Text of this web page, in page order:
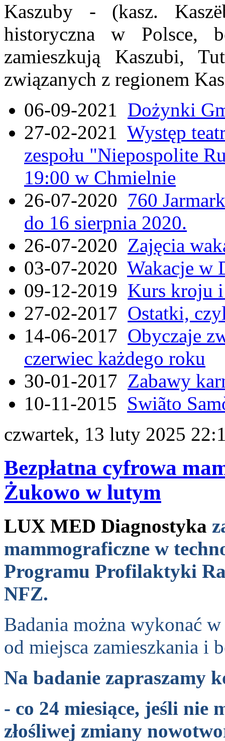
Kaszuby - (kasz.
historyczna w Polsce,
zamieszkują Kaszubi,
związanych z regionem
06-09-2021 Dożynki
27-02-2021 Występ
zespołu "Niepospolite
19:00 w Chmielnie
26-07-2020 760
do 16 sierpnia 2020.
26-07-2020 Zajęcia
03-07-2020 Wakacje w
09-12-2019 Kurs kroju i
27-02-2017 Ostatki,
14-06-2017 Obyczaje
czerwiec każdego roku
30-01-2017 Zabawy
10-11-2015 Swiãto
czwartek, 13 luty 2025
Bezpłatna cyfrowa
Żukowo w lutym
LUX MED Diagnostyka
mammograficzne w
Programu Profilaktyki
NFZ.
Badania można wykonać
od miejsca zamieszkania i
Na badanie zapraszamy
- co 24 miesiące, jeśli nie
złośliwej zmiany